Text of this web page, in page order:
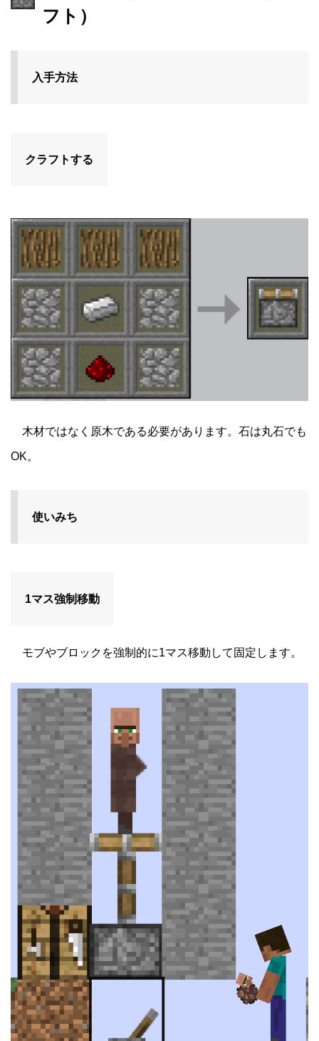
フト）
入手方法
クラフトする
木材ではなく原木である必要があります。石は丸石でも
OK。
使いみち
1マス強制移動
モブやブロックを強制的に1マス移動して固定します。